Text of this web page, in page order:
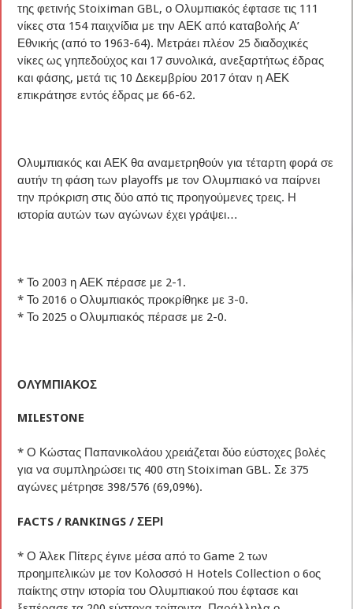
της φετινής Stoiximan GBL, ο Ολυμπιακός έφτασε τις 111
νίκες στα 154 παιχνίδια με την ΑΕΚ από καταβολής Α’
Εθνικής (από το 1963-64). Μετράει πλέον 25 διαδοχικές
νίκες ως γηπεδούχος και 17 συνολικά, ανεξαρτήτως έδρας
και φάσης, μετά τις 10 Δεκεμβρίου 2017 όταν η ΑΕΚ
επικράτησε εντός έδρας με 66-62.
Ολυμπιακός και ΑΕΚ θα αναμετρηθούν για τέταρτη φορά σε
αυτήν τη φάση των playoffs με τον Ολυμπιακό να παίρνει
την πρόκριση στις δύο από τις προηγούμενες τρεις. Η
ιστορία αυτών των αγώνων έχει γράψει…
* Το 2003 η ΑΕΚ πέρασε με 2-1.
* Το 2016 ο Ολυμπιακός προκρίθηκε με 3-0.
* Το 2025 ο Ολυμπιακός πέρασε με 2-0.
ΟΛΥΜΠΙΑΚΟΣ
MILESTONE
* Ο Κώστας Παπανικολάου χρειάζεται δύο εύστοχες βολές
για να συμπληρώσει τις 400 στη Stoiximan GBL. Σε 375
αγώνες μέτρησε 398/576 (69,09%).
FACTS / RANKINGS / ΣΕΡΙ
* Ο Άλεκ Πίτερς έγινε μέσα από το Game 2 των
προημιτελικών με τον Κολοσσό H Hotels Collection ο 6ος
παίκτης στην ιστορία του Ολυμπιακού που έφτασε και